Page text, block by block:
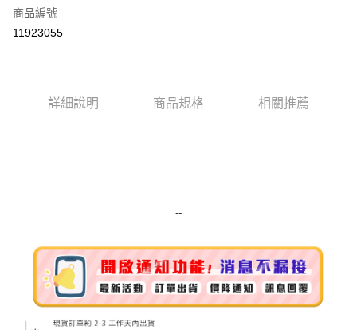
超商取貨付款
街口支付
全家取貨付款
每筆NT$80，滿NT$999(含以上)免運費
商品編號
11923055
詳細說明 商品規格 相關推薦
--